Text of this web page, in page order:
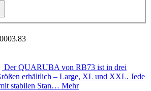
Der QUARUBA von RB73 ist in drei
erhältlich – Large, XL und XXL. Jede
stabilen Stan… Mehr